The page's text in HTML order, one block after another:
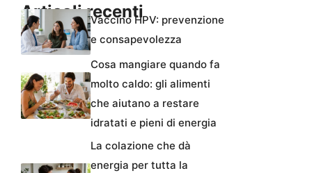
Articoli recentiVaccino HPV: prevenzione
e consapevolezza
Cosa mangiare quando fa
molto caldo: gli alimenti
che aiutano a restare
idratati e pieni di energia
La colazione che dà
energia per tutta la